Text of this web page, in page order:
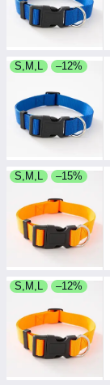
S,M,L –12%
S,M,L –15%
S,M,L –12%